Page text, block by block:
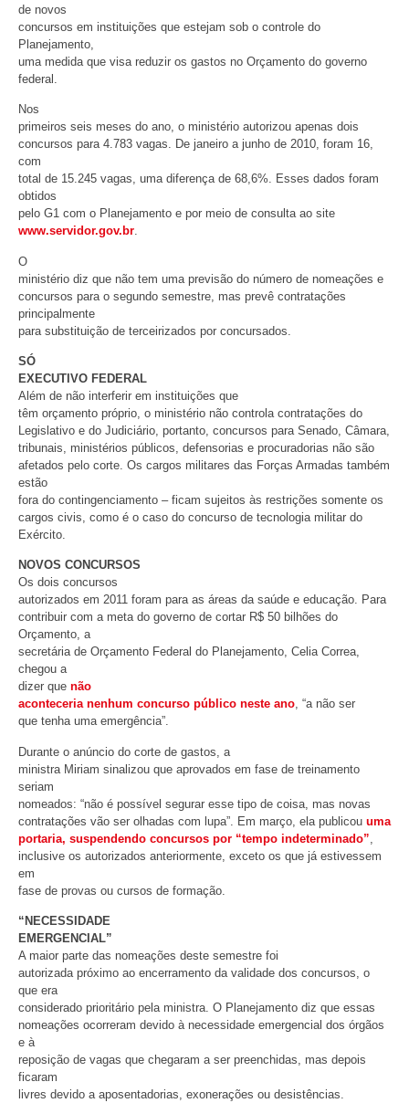
de novos
concursos em instituições que estejam sob o controle do
Planejamento,
uma medida que visa reduzir os gastos no Orçamento do governo
federal.
Nos
primeiros seis meses do ano, o ministério autorizou apenas dois
concursos para 4.783 vagas. De janeiro a junho de 2010, foram 16,
com
total de 15.245 vagas, uma diferença de 68,6%. Esses dados foram
obtidos
pelo G1 com o Planejamento e por meio de consulta ao site
www.servidor.gov.br.
O
ministério diz que não tem uma previsão do número de nomeações e
concursos para o segundo semestre, mas prevê contratações
principalmente
para substituição de terceirizados por concursados.
SÓ
EXECUTIVO FEDERAL
Além de não interferir em instituições que
têm orçamento próprio, o ministério não controla contratações do
Legislativo e do Judiciário, portanto, concursos para Senado, Câmara,
tribunais, ministérios públicos, defensorias e procuradorias não são
afetados pelo corte. Os cargos militares das Forças Armadas também
estão
fora do contingenciamento – ficam sujeitos às restrições somente os
cargos civis, como é o caso do concurso de tecnologia militar do
Exército.
NOVOS CONCURSOS
Os dois concursos
autorizados em 2011 foram para as áreas da saúde e educação. Para
contribuir com a meta do governo de cortar R$ 50 bilhões do
Orçamento, a
secretária de Orçamento Federal do Planejamento, Celia Correa,
chegou a
dizer que não
aconteceria nenhum concurso público neste ano, “a não ser
que tenha uma emergência”.
Durante o anúncio do corte de gastos, a
ministra Miriam sinalizou que aprovados em fase de treinamento
seriam
nomeados: “não é possível segurar esse tipo de coisa, mas novas
contratações vão ser olhadas com lupa”. Em março, ela publicou uma
portaria, suspendendo concursos por “tempo indeterminado”
inclusive os autorizados anteriormente, exceto os que já estivessem
em
fase de provas ou cursos de formação.
“NECESSIDADE
EMERGENCIAL”
A maior parte das nomeações deste semestre foi
autorizada próximo ao encerramento da validade dos concursos, o
que era
considerado prioritário pela ministra. O Planejamento diz que essas
nomeações ocorreram devido à necessidade emergencial dos órgãos
e à
reposição de vagas que chegaram a ser preenchidas, mas depois
ficaram
livres devido a aposentadorias, exonerações ou desistências.